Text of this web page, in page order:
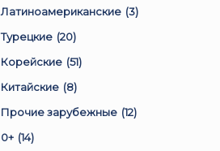
Латиноамериканские (3)
Турецкие (20)
Корейские (51)
Китайские (8)
Прочие зарубежные (12)
0+ (14)